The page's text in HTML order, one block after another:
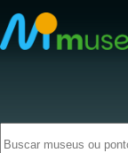
para
o
conteúdo
resultados